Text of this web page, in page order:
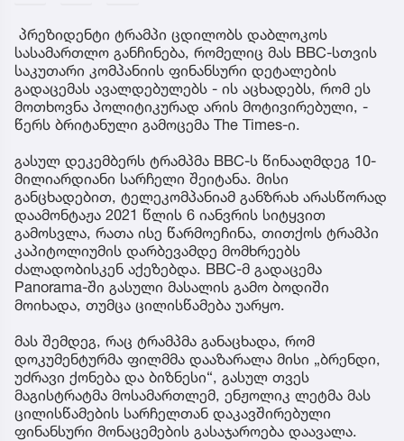
პრეზიდენტი ტრამპი ცდილობს დაბლოკოს
სასამართლო განჩინება, რომელიც მას BBC-სთვის
საკუთარი კომპანიის ფინანსური დეტალების
გადაცემას ავალდებულებს - ის აცხადებს, რომ ეს
მოთხოვნა პოლიტიკურად არის მოტივირებული, -
წერს ბრიტანული გამოცემა The Times-ი.
გასულ დეკემბერს ტრამპმა BBC-ს წინააღმდეგ 10-
მილიარდიანი სარჩელი შეიტანა. მისი
განცხადებით, ტელეკომპანიამ განზრახ არასწორად
დაამონტაჟა 2021 წლის 6 იანვრის სიტყვით
გამოსვლა, რათა ისე წარმოეჩინა, თითქოს ტრამპი
კაპიტოლიუმის დარბევამდე მომხრეებს
ძალადობისკენ აქეზებდა. BBC-მ გადაცემა
Panorama-ში გასული მასალის გამო ბოდიში
მოიხადა, თუმცა ცილისწამება უარყო.
მას შემდეგ, რაც ტრამპმა განაცხადა, რომ
დოკუმენტურმა ფილმმა დააზარალა მისი „ბრენდი,
უძრავი ქონება და ბიზნესი“, გასულ თვეს
მაგისტრატმა მოსამართლემ, ენჟოლიკ ლეტმა მას
ცილისწამების სარჩელთან დაკავშირებული
ფინანსური მონაცემების გასაჯაროება დაავალა.